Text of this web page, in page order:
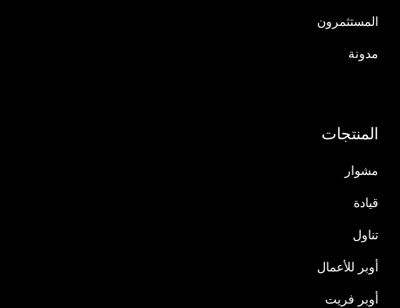
المستثمرون
مدونة
المنتجات
مشوار
قيادة
تناول
أوبر للأعمال
أوبر فريت